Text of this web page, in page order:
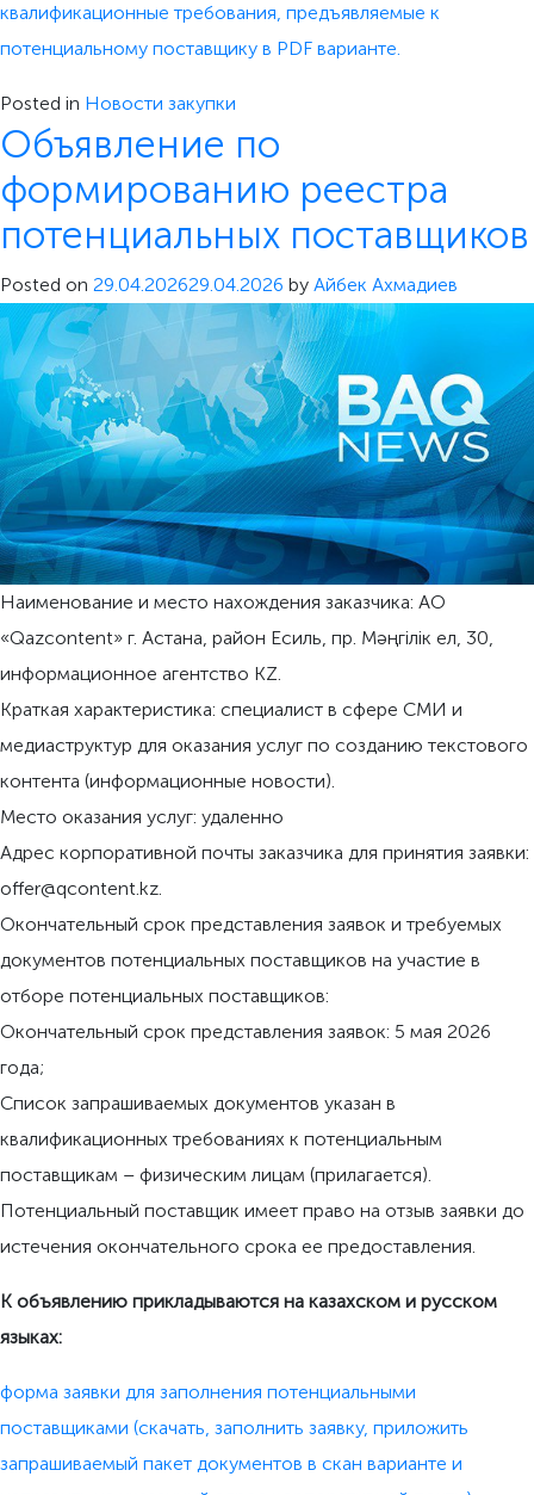
квалификационные требования, предъявляемые к
потенциальному поставщику в PDF варианте.
Posted in Новости закупки
Объявление по
формированию реестра
потенциальных поставщиков
Posted on 29.04.202629.04.2026 by Айбек Ахмадиев
Наименование и место нахождения заказчика: АО
«Qazcontent» г. Астана, район Есиль, пр. Мәңгiлiк eл, 30,
информационное агентство KZ.
Краткая характеристика: специалист в сфере СМИ и
медиаструктур для оказания услуг по созданию текстового
контента (информационные новости).
Место оказания услуг: удаленно
Адрес корпоративной почты заказчика для принятия заявки:
offer@qcontent.kz.
Окончательный срок представления заявок и требуемых
документов потенциальных поставщиков на участие в
отборе потенциальных поставщиков:
Окончательный срок представления заявок: 5 мая 2026
года;
Список запрашиваемых документов указан в
квалификационных требованиях к потенциальным
поставщикам – физическим лицам (прилагается).
Потенциальный поставщик имеет право на отзыв заявки до
истечения окончательного срока ее предоставления.
К объявлению прикладываются на казахском и русском
языках:
форма заявки для заполнения потенциальными
поставщиками (скачать, заполнить заявку, приложить
запрашиваемый пакет документов в скан варианте и